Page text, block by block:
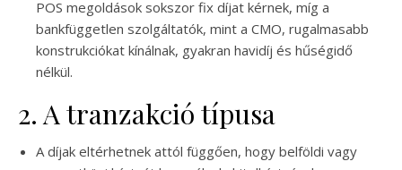
POS megoldások sokszor fix díjat kérnek, míg a
bankfüggetlen szolgáltatók, mint a CMO, rugalmasabb
konstrukciókat kínálnak, gyakran havidíj és hűségidő
nélkül.
2. A tranzakció típusa
A díjak eltérhetnek attól függően, hogy belföldi vagy